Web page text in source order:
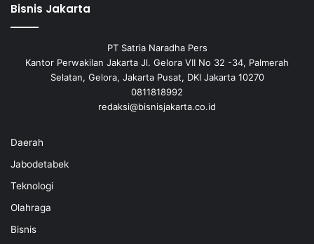
Bisnis Jakarta
PT Satria Naradha Pers
Kantor Perwakilan Jakarta Jl. Gelora VII No 32 -34, Palmerah
Selatan, Gelora, Jakarta Pusat, DKI Jakarta 10270
0811818992
redaksi@bisnisjakarta.co.id
Daerah
Jabodetabek
Teknologi
Olahraga
Bisnis